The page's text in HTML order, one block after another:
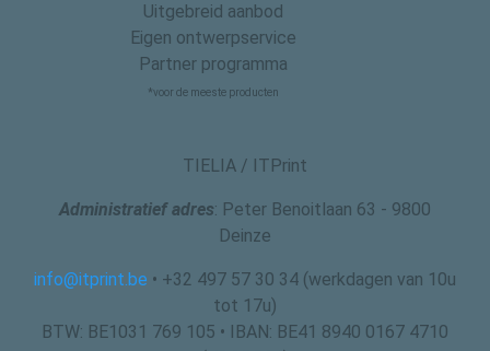
Uitgebreid aanbod
Eigen ontwerpservice
Partner programma
*voor de meeste producten
TIELIA / ITPrint
Administratief adres: Peter Benoitlaan 63 - 9800
Deinze
info@itprint.be • +32 497 57 30 34 (werkdagen van 10u
tot 17u)
BTW: BE1031 769 105 • IBAN: BE41 8940 0167 4710